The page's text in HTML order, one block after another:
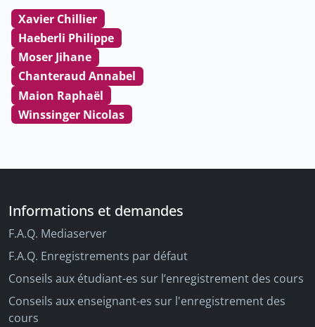
Xavier Chillier
Haeberli Philippe
Moser Jihane
Chanteraud Annabel
Maion Raphaël
Winssinger Nicolas
Informations et demandes
F.A.Q. Mediaserver
F.A.Q. Enregistrements par défaut
Conseils aux étudiant-es sur l’enregistrement des cours
Conseils aux enseignant-es sur l'enregistrement des
cours